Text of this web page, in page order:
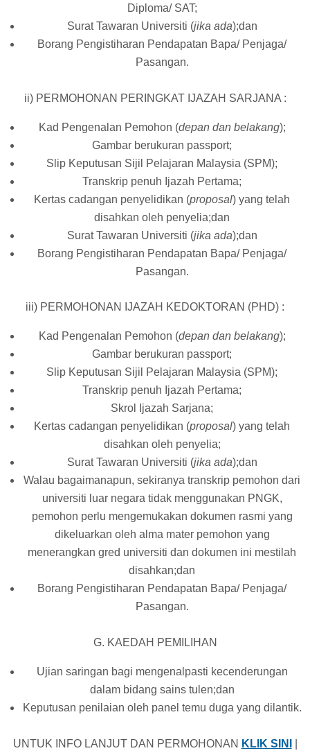
Diploma/ SAT;
Surat Tawaran Universiti (jika ada);dan
Borang Pengistiharan Pendapatan Bapa/ Penjaga/
Pasangan.
ii) PERMOHONAN PERINGKAT IJAZAH SARJANA :
Kad Pengenalan Pemohon (depan dan belakang);
Gambar berukuran passport;
Slip Keputusan Sijil Pelajaran Malaysia (SPM);
Transkrip penuh Ijazah Pertama;
Kertas cadangan penyelidikan (proposal) yang telah
disahkan oleh penyelia;dan
Surat Tawaran Universiti (jika ada);dan
Borang Pengistiharan Pendapatan Bapa/ Penjaga/
Pasangan.
iii) PERMOHONAN IJAZAH KEDOKTORAN (PHD) :
Kad Pengenalan Pemohon (depan dan belakang);
Gambar berukuran passport;
Slip Keputusan Sijil Pelajaran Malaysia (SPM);
Transkrip penuh Ijazah Pertama;
Skrol Ijazah Sarjana;
Kertas cadangan penyelidikan (proposal) yang telah
disahkan oleh penyelia;
Surat Tawaran Universiti (jika ada);dan
Walau bagaimanapun, sekiranya transkrip pemohon dari
universiti luar negara tidak menggunakan PNGK,
pemohon perlu mengemukakan dokumen rasmi yang
dikeluarkan oleh alma mater pemohon yang
menerangkan gred universiti dan dokumen ini mestilah
disahkan;dan
Borang Pengistiharan Pendapatan Bapa/ Penjaga/
Pasangan.
G. KAEDAH PEMILIHAN
Ujian saringan bagi mengenalpasti kecenderungan
dalam bidang sains tulen;dan
Keputusan penilaian oleh panel temu duga yang dilantik.
UNTUK INFO LANJUT DAN PERMOHONAN KLIK SINI